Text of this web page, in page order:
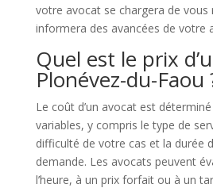
votre avocat se chargera de vous
informera des avancées de votre
Quel est le prix
Plonévez-du-Faou
Le coût d’un avocat est
variables, y compris le type de
difficulté de votre cas et la durée
demande. Les avocats peuvent
l’heure, à un prix forfait ou à un